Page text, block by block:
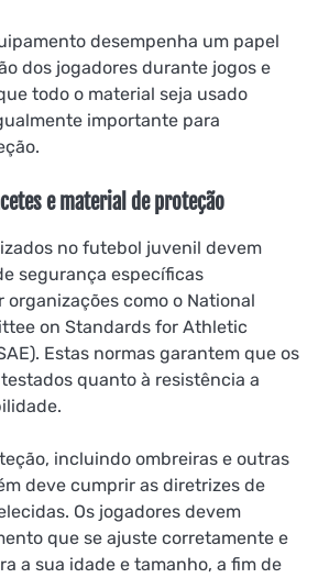
desempenha um papel
dos jogadores durante jogos e
todo o material seja usado
importante para
e material de proteção
no futebol juvenil devem
segurança específicas
organizações como o National
on Standards for Athletic
Estas normas garantem que os
quanto à resistência a
incluindo ombreiras e outras
deve cumprir as diretrizes de
Os jogadores devem
que se ajuste corretamente e
a sua idade e tamanho, a fim de